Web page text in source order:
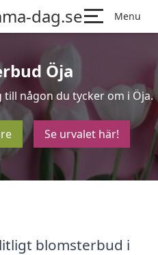
dag.se Menu
Öja
någon du tycker om i Öja.
Se urvalet här!
blomsterbud i